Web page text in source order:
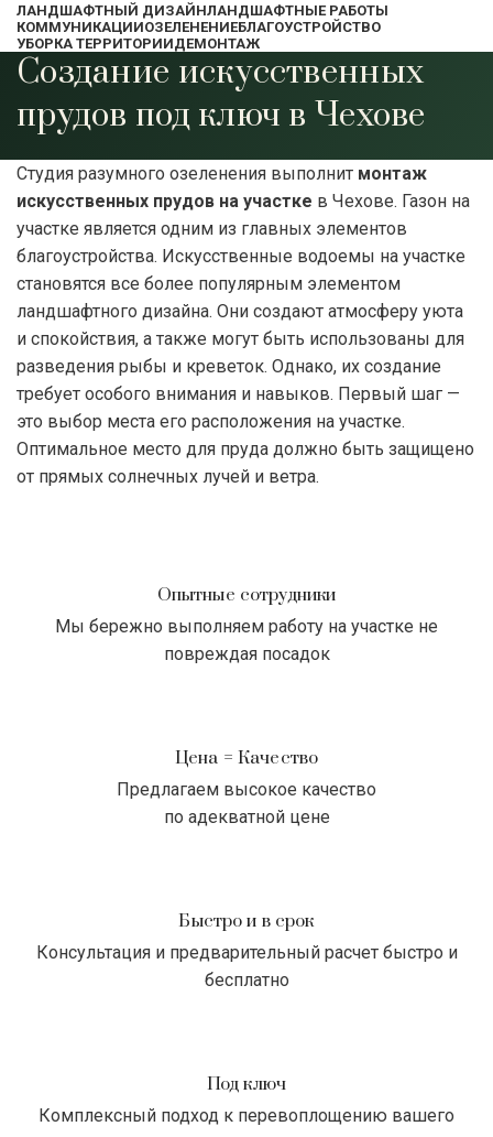
ЛАНДШАФТНЫЙ ДИЗАЙНЛАНДШАФТНЫЕ РАБОТЫ
КОММУНИКАЦИИОЗЕЛЕНЕНИЕБЛАГОУСТРОЙСТВО
УБОРКА ТЕРРИТОРИИДЕМОНТАЖ
Создание искусственных
прудов под ключ в Чехове
Студия разумного озеленения выполнит монтаж
искусственных прудов на участке в Чехове. Газон на
участке является одним из главных элементов
благоустройства. Искусственные водоемы на участке
становятся все более популярным элементом
ландшафтного дизайна. Они создают атмосферу уюта
и спокойствия, а также могут быть использованы для
разведения рыбы и креветок. Однако, их создание
требует особого внимания и навыков. Первый шаг —
это выбор места его расположения на участке.
Оптимальное место для пруда должно быть защищено
от прямых солнечных лучей и ветра.
Опытные сотрудники
Мы бережно выполняем работу на участке не
повреждая посадок
Цена = Качество
Предлагаем высокое качество
по адекватной цене
Быстро и в срок
Консультация и предварительный расчет быстро и
бесплатно
Под ключ
Комплексный подход к перевоплощению вашего